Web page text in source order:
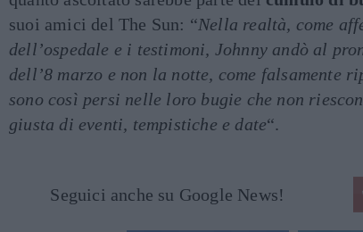
suoi amici del The Sun: “Nella realtà, come
dell’ospedale e i testimoni, Johnny andò al
dell’8 marzo e non la notte, come falsamente
sono così persi nelle loro bugie che non
giusta di eventi, tempistiche e date“.
Seguici anche su Google News!